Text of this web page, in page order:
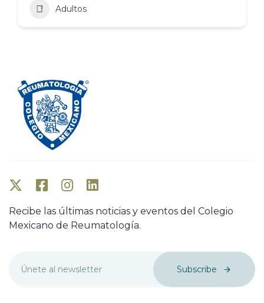
Adultos
Recibe las últimas noticias y eventos del Colegio
Mexicano de Reumatología.
Subscribe